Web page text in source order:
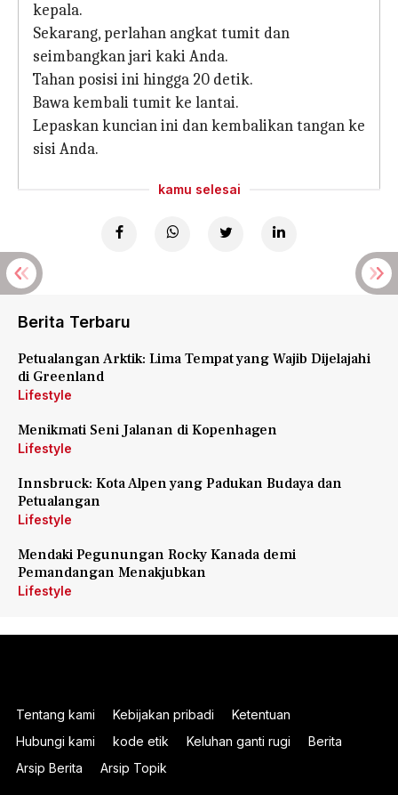
kepala.
Sekarang, perlahan angkat tumit dan
seimbangkan jari kaki Anda.
Tahan posisi ini hingga 20 detik.
Bawa kembali tumit ke lantai.
Lepaskan kuncian ini dan kembalikan tangan ke
sisi Anda.
kamu selesai
Berita Terbaru
Petualangan Arktik: Lima Tempat yang Wajib Dijelajahi
di Greenland
Lifestyle
Menikmati Seni Jalanan di Kopenhagen
Lifestyle
Innsbruck: Kota Alpen yang Padukan Budaya dan
Petualangan
Lifestyle
Mendaki Pegunungan Rocky Kanada demi
Pemandangan Menakjubkan
Lifestyle
Tentang kami Kebijakan pribadi
Ketentuan
Hubungi kami
kode etik Keluhan ganti rugi
Berita
Arsip Berita
Arsip Topik